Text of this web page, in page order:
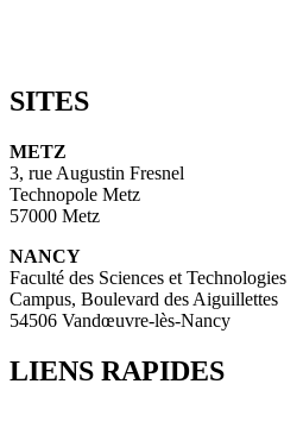
SITES
METZ
3, rue Augustin Fresnel
Technopole Metz
57000 Metz
NANCY
Faculté des Sciences et Technologies
Campus, Boulevard des Aiguillettes
54506 Vandœuvre-lès-Nancy
LIENS RAPIDES